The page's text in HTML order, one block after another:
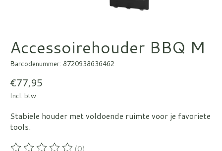
Accessoirehouder BBQ M
Barcodenummer: 8720938636462
€77,95
Incl. btw
Stabiele houder met voldoende ruimte voor je favoriete
tools.
(0)